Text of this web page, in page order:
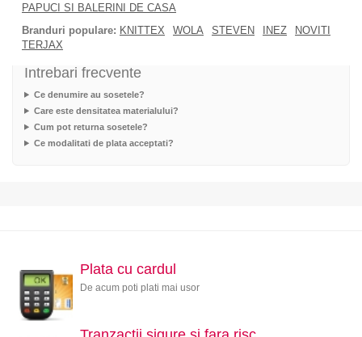
PAPUCI SI BALERINI DE CASA
Branduri populare: KNITTEX WOLA STEVEN INEZ
NOVITI
TERJAX
Intrebari frecvente
Ce denumire au sosetele?
Care este densitatea materialului?
Cum pot returna sosetele?
Ce modalitati de plata acceptati?
Plata cu cardul
De acum poti plati mai usor